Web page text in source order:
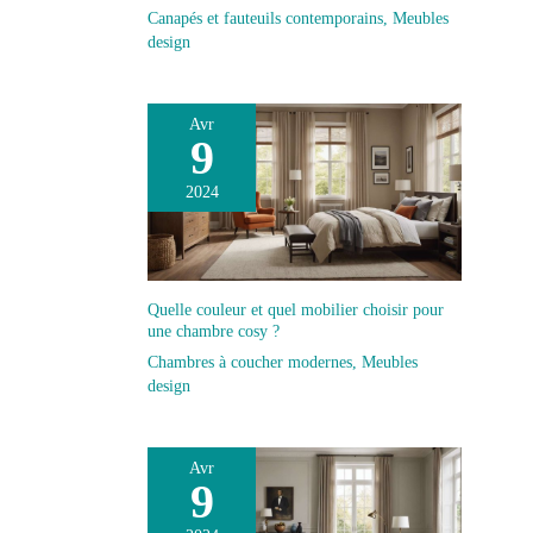
Canapés et fauteuils contemporains Meubles
design
Avr
9
2024
Quelle couleur et quel mobilier choisir pour
une chambre cosy ?
Chambres à coucher modernes Meubles
design
Avr
9